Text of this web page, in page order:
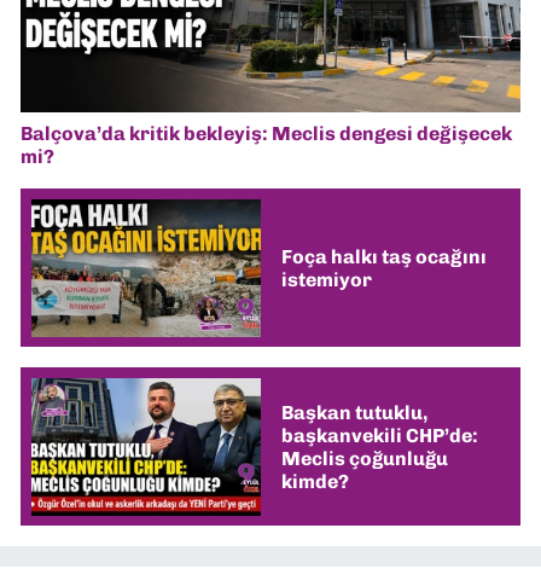
Balçova’da kritik bekleyiş: Meclis dengesi değişecek
mi?
Foça halkı taş ocağını
istemiyor
Başkan tutuklu,
başkanvekili CHP’de:
Meclis çoğunluğu
kimde?